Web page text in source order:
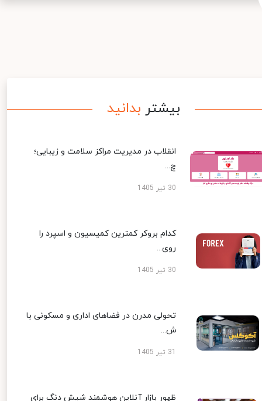
بیشتر بدانید
انقلاب در مدیریت مراکز سلامت و زیبایی؛
چ...
30 تیر 1405
کدام بروکر کمترین کمیسیون و اسپرد را
روی...
30 تیر 1405
تحولی مدرن در فضاهای اداری و مسکونی با
ش...
ظهور بازار آنلاین هوشمند شیش دنگ برای